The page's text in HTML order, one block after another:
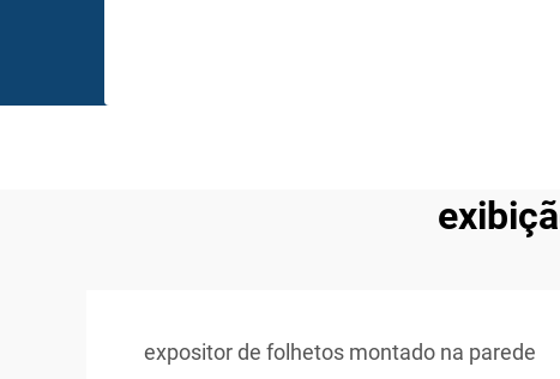
expositor de folhetos montado na parede